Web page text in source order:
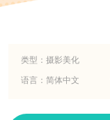
类型：摄影美化
语言：简体中文